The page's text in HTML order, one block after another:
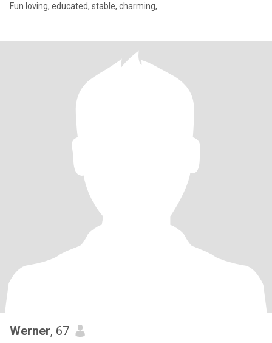
Fun loving, educated, stable, charming,
Werner, 67